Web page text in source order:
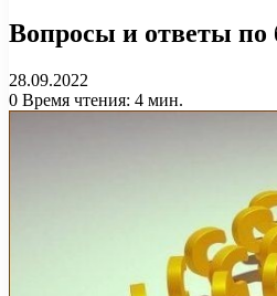
Вопросы и ответы по
28.09.2022
0 Время чтения: 4 мин.